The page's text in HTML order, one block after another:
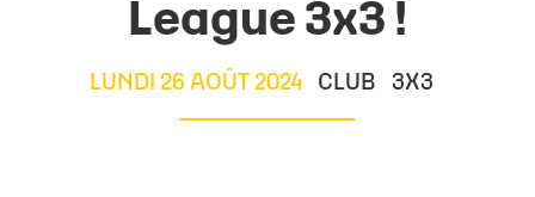
League 3x3 !
LUNDI 26 AOÛT 2024 CLUB 3X3